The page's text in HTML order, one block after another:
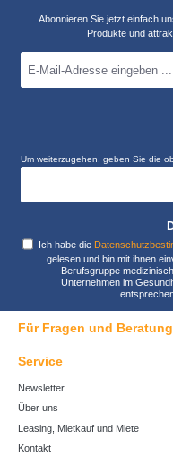
Abonnieren Sie jetzt einfach
Produkte und
Mail-
Um weiterzugehen, geben Sie die
Ich habe die
gelesen und bin mit ihnen
Berufsgruppe
Unternehmen im
Für Fragen und Beratung
Service
Newsletter
Über uns
Leasing, Mietkauf und Miete
Kontakt